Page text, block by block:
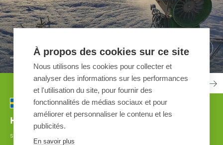
01 / 05
02 / 05
03 / 05
04 / 05
05 / 05
Himmelfjall | SUECIA
SISTEMA DE INNIVACIÓN AUTOMATIZADO
À propos des cookies sur ce site
Nous utilisons les cookies pour collecter et
analyser des informations sur les performances
et l'utilisation du site, pour fournir des
fonctionnalités de médias sociaux et pour
améliorer et personnaliser le contenu et les
publicités.
En savoir plus